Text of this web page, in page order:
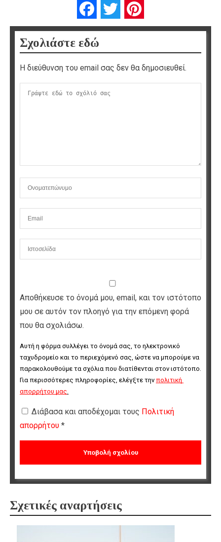
FacebookTwitter
Σχολιάστε εδώ
Η διεύθυνση του email σας δεν θα δημοσιευθεί.
Αποθήκευσε το όνομά μου, email, και τον ιστότοπο
μου σε αυτόν τον πλοηγό για την επόμενη φορά
που θα σχολιάσω.
Αυτή η φόρμα συλλέγει το όνομά σας, το ηλεκτρονικό
ταχυδρομείο και το περιεχόμενό σας, ώστε να μπορούμε να
παρακολουθούμε τα σχόλια που διατίθενται στον ιστότοπο.
Για περισσότερες πληροφορίες, ελέγξτε την πολιτική
απορρήτου μας.
Διάβασα και αποδέχομαι τους Πολιτική
απορρήτου *
Σχετικές αναρτήσεις